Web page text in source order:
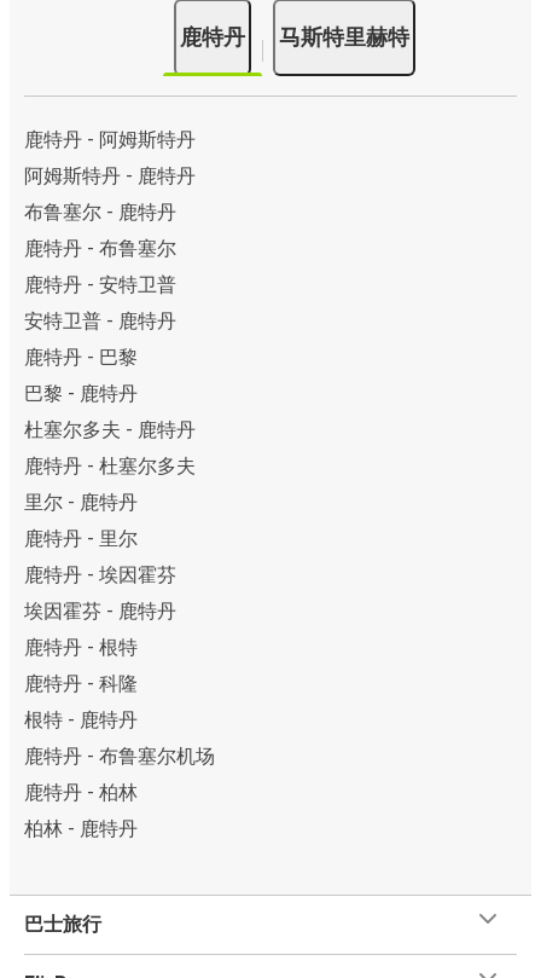
鹿特丹 马斯特里赫特
鹿特丹 - 阿姆斯特丹
阿姆斯特丹 - 鹿特丹
布鲁塞尔 - 鹿特丹
鹿特丹 - 布鲁塞尔
鹿特丹 - 安特卫普
安特卫普 - 鹿特丹
鹿特丹 - 巴黎
巴黎 - 鹿特丹
杜塞尔多夫 - 鹿特丹
鹿特丹 - 杜塞尔多夫
里尔 - 鹿特丹
鹿特丹 - 里尔
鹿特丹 - 埃因霍芬
埃因霍芬 - 鹿特丹
鹿特丹 - 根特
鹿特丹 - 科隆
根特 - 鹿特丹
鹿特丹 - 布鲁塞尔机场
鹿特丹 - 柏林
柏林 - 鹿特丹
巴士旅行